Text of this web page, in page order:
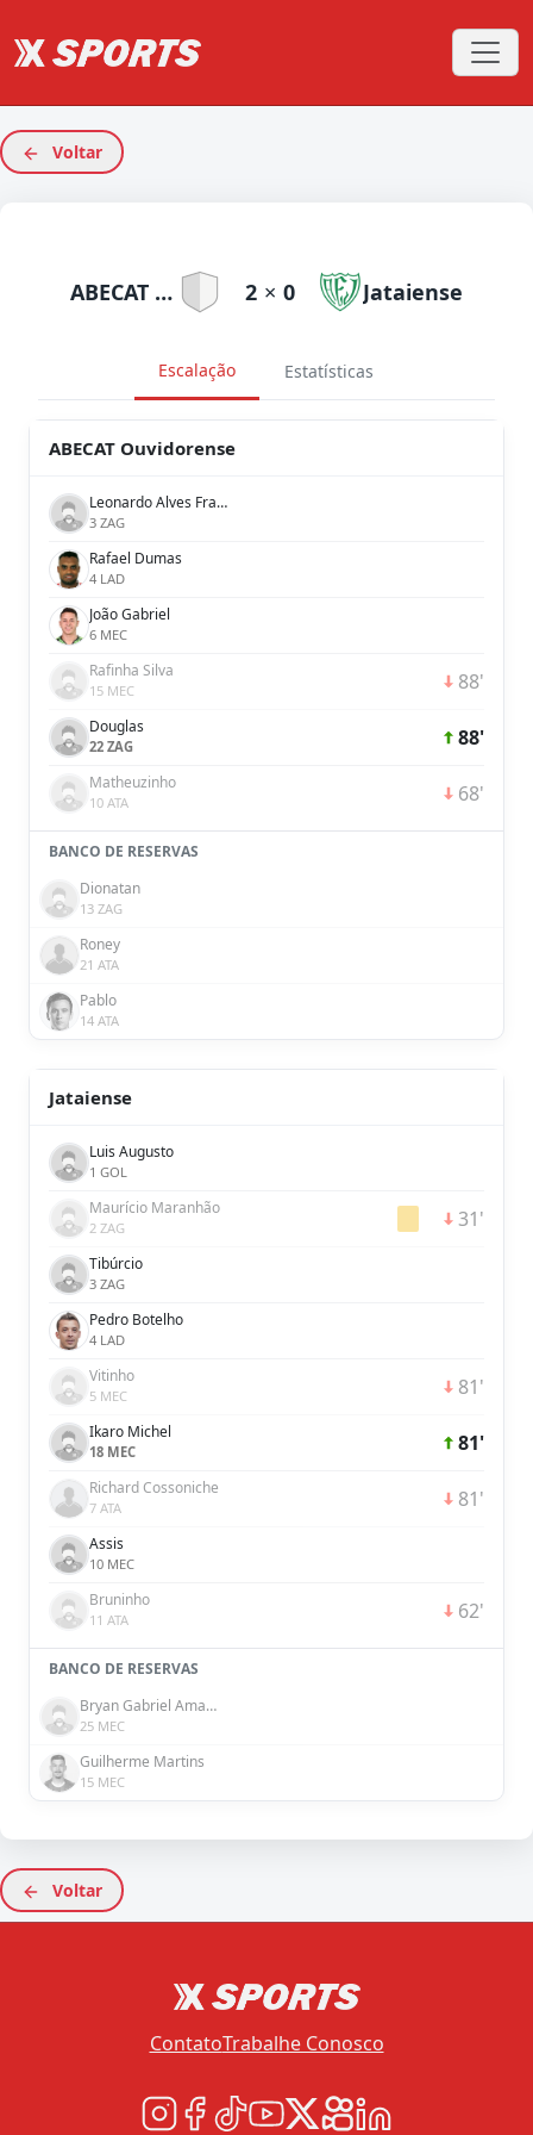
Voltar
ABECAT Ouvidorense 2 × 0 Jataiense
Escalação Estatísticas
ABECAT Ouvidorense
Leonardo Alves Franzin
3 ZAG
Rafael Dumas
4 LAD
João Gabriel
6 MEC
Rafinha Silva
15 MEC 88'
Douglas
22 ZAG 88'
Matheuzinho
10 ATA 68'
BANCO DE RESERVAS
Dionatan
13 ZAG
Roney
21 ATA
Pablo
14 ATA
Jataiense
Luis Augusto
1 GOL
Maurício Maranhão
2 ZAG 31'
Tibúrcio
3 ZAG
Pedro Botelho
4 LAD
Vitinho
5 MEC 81'
Ikaro Michel
18 MEC 81'
Richard Cossoniche
7 ATA 81'
Assis
10 MEC
Bruninho
11 ATA 62'
BANCO DE RESERVAS
Bryan Gabriel Amancio
25 MEC
Guilherme Martins
15 MEC
Voltar
ContatoTrabalhe Conosco